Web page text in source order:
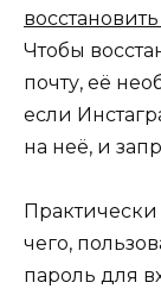
Чтобы
почту, её
если
на неё, и
Практически
чего,
пароль для